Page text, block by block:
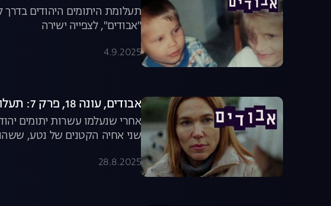
"אבודים", לצפייה ישירה
4.9.2025
אבודים, עונה 18, פרק 7: תעלומת היתומים היהודים
אחרי שנעלמו עשרות יתומים
שני אחיה הקטנים של נטע,
להסתיר? | "אבודים", לצפייה ישירה
28.8.2025